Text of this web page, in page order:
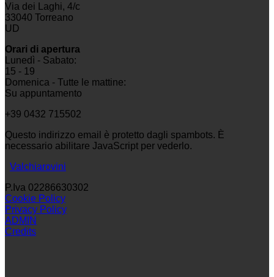
Via dei Laghi, 4/c
33040 Torreano
UD
Orari di apertura
Lunedì - Sabato:
15 - 19
Domenica - Tutte le mattine:
Su appuntamento
+39 0432 715502
Questo indirizzo email è protetto dagli spambots. È
necessario abilitare JavaScript per vederlo.
Valchiarovini
P.Iva 02286630302
Cookie Policy
Privacy Policy
ADMIN
Credits